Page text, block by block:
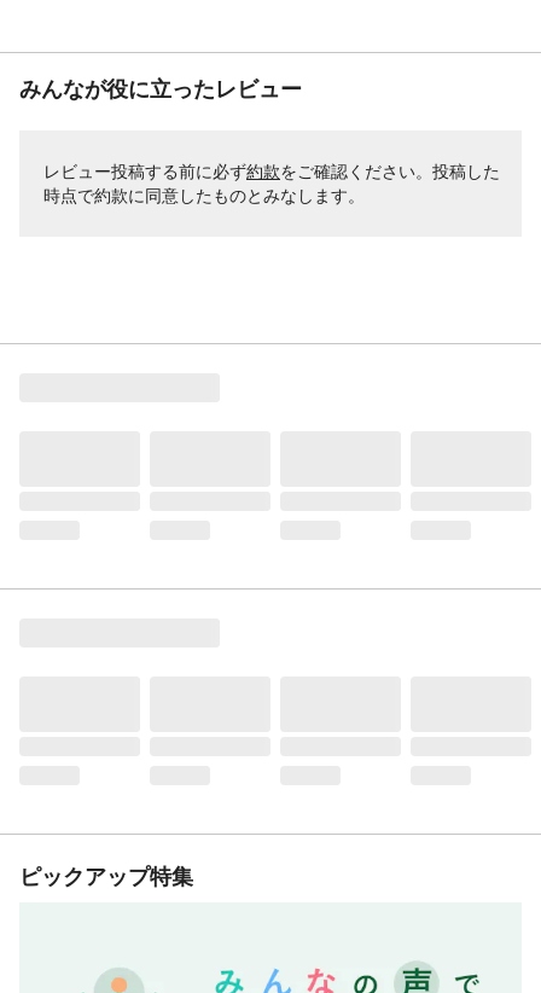
みんなが役に立ったレビュー
レビュー投稿する前に必ず約款をご確認ください。投稿した
時点で約款に同意したものとみなします。
ピックアップ特集